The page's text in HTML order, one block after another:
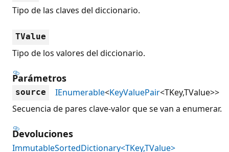
Tipo de las claves del diccionario.
TValue
Tipo de los valores del diccionario.
Parámetros
source IEnumerable<KeyValuePair<TKey,TValue>>
Secuencia de pares clave-valor que se van a enumerar.
Devoluciones
ImmutableSortedDictionary<TKey,TValue>